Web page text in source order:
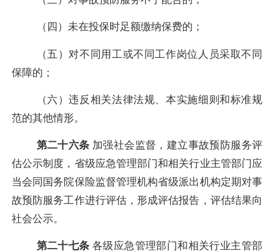
（四）未在投保时足额缴纳保费的；
（五）对不同用工或不同工作岗位人员采取不同
保障的；
（六）违反相关法律法规、本实施细则和标准规
范的其他情形。
第二十六条 加强社会监督，建立事故预防服务评
估公示制度，省级应急管理部门和相关行业主管部门应
当会同国务院保险监督管理机构省级派出机构定期对事
故预防服务工作进行评估，形成评估报告，评估结果向
社会公示。
第二十七条 各级应急管理部门和相关行业主管部